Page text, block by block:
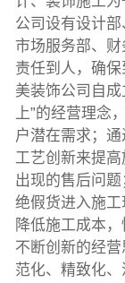
公司设有设计部
市场服务部、财
责任到人，确
美装饰公司自
上”的经营理念
户潜在需求；
工艺创新来提
出现的售后问
绝假货进入施工
降低施工成本
不断创新的经
范化、精致化